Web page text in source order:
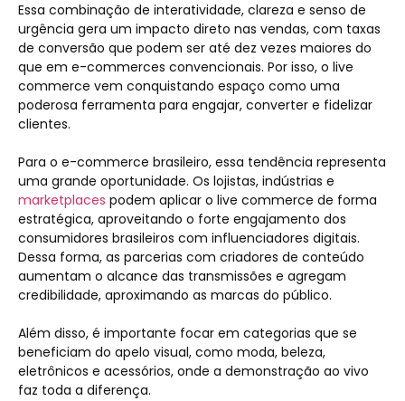
Essa combinação de interatividade, clareza e senso de
urgência gera um impacto direto nas vendas, com taxas
de conversão que podem ser até dez vezes maiores do
que em e-commerces convencionais. Por isso, o live
commerce vem conquistando espaço como uma
poderosa ferramenta para engajar, converter e fidelizar
clientes.
Para o e-commerce brasileiro, essa tendência representa
uma grande oportunidade. Os lojistas, indústrias e
marketplaces podem aplicar o live commerce de forma
estratégica, aproveitando o forte engajamento dos
consumidores brasileiros com influenciadores digitais.
Dessa forma, as parcerias com criadores de conteúdo
aumentam o alcance das transmissões e agregam
credibilidade, aproximando as marcas do público.
Além disso, é importante focar em categorias que se
beneficiam do apelo visual, como moda, beleza,
eletrônicos e acessórios, onde a demonstração ao vivo
faz toda a diferença.